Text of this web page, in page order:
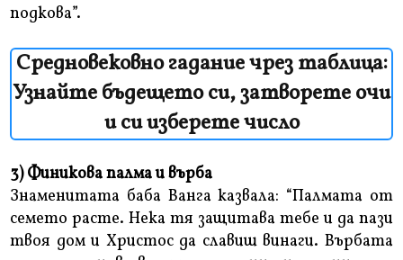
подкова”.
Средновековно гадание чрез таблица:
Узнайте бъдещето си, затворете очи
и си изберете число
3) Финикова палма и върба
Знаменитата баба Ванга казвала: “Палмата от
семето расте. Нека тя защитава тебе и да пази
твоя дом и Христос да славиш винаги. Върбата